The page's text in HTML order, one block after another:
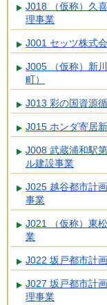
J018 （仮称）久
理事業
J001 セッツ株式
J005 （仮称）新
町）
J013 彩の国資源
J015 ホンダ寄居
J008 武蔵浦和駅
ル建設事業
J025 越谷都市計
事業
J021 （仮称）東
業
J022 坂戸都市計
J027 坂戸都市計
理事業